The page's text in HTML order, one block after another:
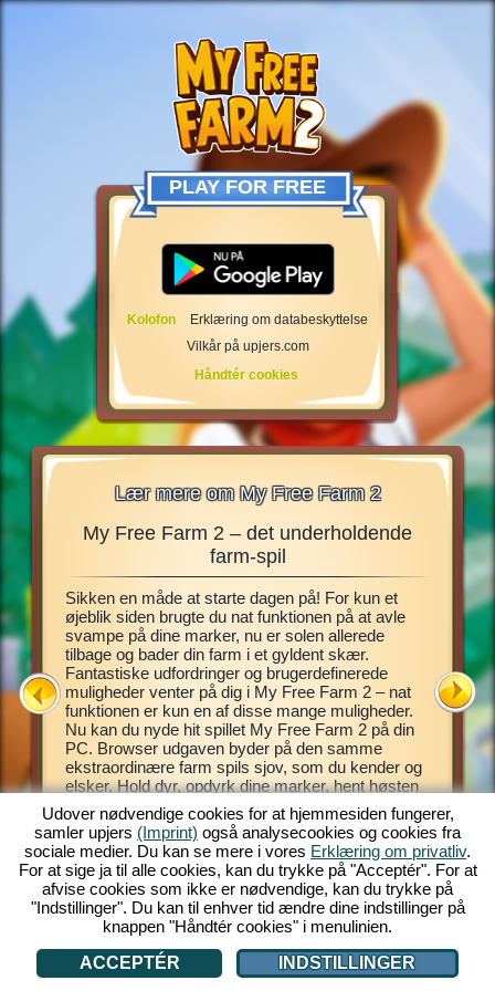
PLAY FOR FREE
Kolofon
Erklæring om databeskyttelse
Vilkår på upjers.com
Håndtér cookies
Lær mere om My Free Farm 2
din helt
og
My Free Farm 2 – det underholdende
farm-spil
Sikken en måde at starte dagen på! For kun et
øjeblik siden brugte du nat funktionen på at avle
svampe på dine marker, nu er solen allerede
tilbage og bader din farm i et gyldent skær.
Fantastiske udfordringer og brugerdefinerede
muligheder venter på dig i My Free Farm 2 – nat
funktionen er kun en af disse mange muligheder.
Nu kan du nyde hit spillet My Free Farm 2 på din
PC. Browser udgaven byder på den samme
ekstraordinære farm spils sjov, som du kender og
elsker. Hold dyr, opdyrk dine marker, hent høsten
ind og producer lækre varer til dine kunder.
Register dig gratis nu og kom godt i gang!
My
Dette
spillet
spillet,
Pas
dig
dine
farm,
Udover nødvendige cookies for at hjemmesiden fungerer,
samler upjers (Imprint) også analysecookies og cookies fra
sociale medier. Du kan se mere i vores Erklæring om privatliv.
For at sige ja til alle cookies, kan du trykke på "Acceptér". For at
afvise cookies som ikke er nødvendige, kan du trykke på
"Indstillinger". Du kan til enhver tid ændre dine indstillinger på
knappen "Håndtér cookies" i menulinien.
ACCEPTÉR
INDSTILLINGER